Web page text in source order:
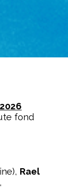
fond
Rael